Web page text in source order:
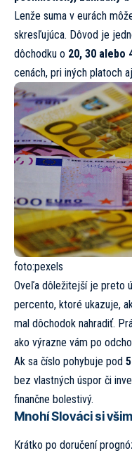
Lenže suma v eurách
skresľujúca. Dôvod je
dôchodku o 20, 30 alebo
cenách, pri iných platoch
foto:pexels
Oveľa dôležitejší je preto
percento, ktoré ukazuje,
mal dôchodok nahradiť.
ako výrazne vám po
Ak sa číslo pohybuje pod
bez vlastných úspor či
finančne bolestivý.
Mnohí Slováci si
Krátko po doručení